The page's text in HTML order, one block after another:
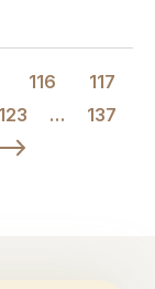
116
117
123 …
137